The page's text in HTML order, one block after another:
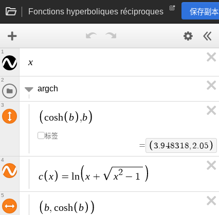
Fonctions hyperboliques réciproques 保存副本
x
1
argch
2
cosh b ,b
标签
= 3.948318, 2.05
3
c x = ln x + x2 − 1
4
b, cosh b
5